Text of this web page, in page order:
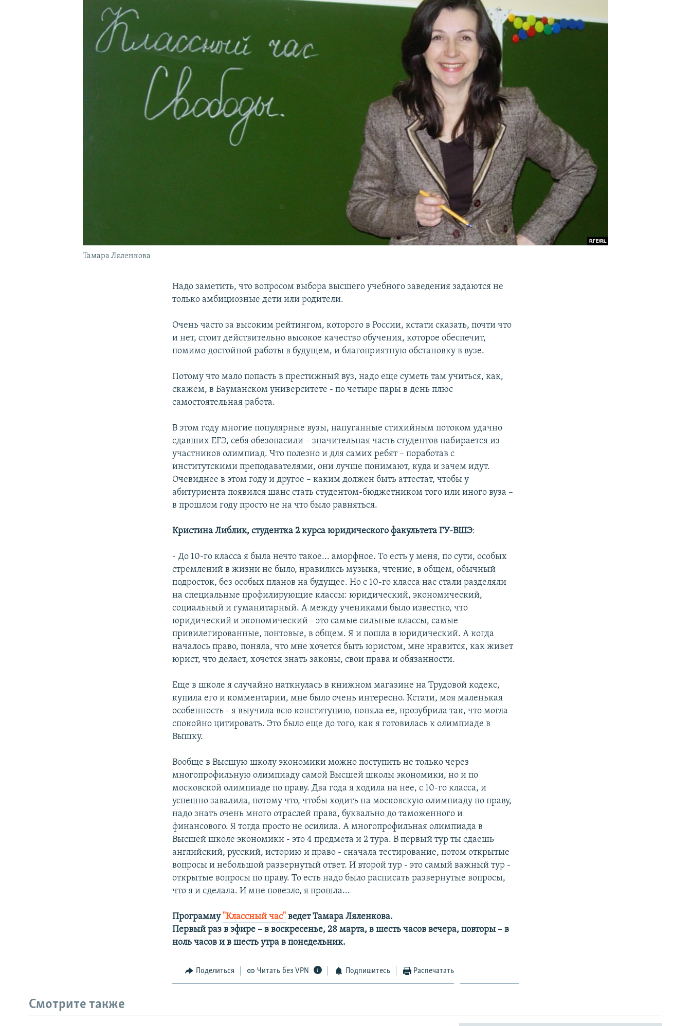
ПОДПИШИТЕСЬ НА РАССЫЛКУ
Тамара Ляленкова
Надо заметить, что вопросом выбора высшего учебного заведения задаются не
только амбициозные дети или родители.
Очень часто за высоким рейтингом, которого в России, кстати сказать, почти что
и нет, стоит действительно высокое качество обучения, которое обеспечит,
помимо достойной работы в будущем, и благоприятную обстановку в вузе.
Потому что мало попасть в престижный вуз, надо еще суметь там учиться, как,
скажем, в Бауманском университете - по четыре пары в день плюс
самостоятельная работа.
В этом году многие популярные вузы, напуганные стихийным потоком удачно
сдавших ЕГЭ, себя обезопасили – значительная часть студентов набирается из
участников олимпиад. Что полезно и для самих ребят – поработав с
институтскими преподавателями, они лучше понимают, куда и зачем идут.
Очевиднее в этом году и другое – каким должен быть аттестат, чтобы у
абитуриента появился шанс стать студентом-бюджетником того или иного вуза –
в прошлом году просто не на что было равняться.
Кристина Либлик, студентка 2 курса юридического факультета ГУ-ВШЭ:
- До 10-го класса я была нечто такое... аморфное. То есть у меня, по сути, особых
стремлений в жизни не было, нравились музыка, чтение, в общем, обычный
подросток, без особых планов на будущее. Но с 10-го класса нас стали разделяли
на специальные профилирующие классы: юридический, экономический,
социальный и гуманитарный. А между учениками было известно, что
юридический и экономический - это самые сильные классы, самые
привилегированные, понтовые, в общем. Я и пошла в юридический. А когда
началось право, поняла, что мне хочется быть юристом, мне нравится, как живет
юрист, что делает, хочется знать законы, свои права и обязанности.
Еще в школе я случайно наткнулась в книжном магазине на Трудовой кодекс,
купила его и комментарии, мне было очень интересно. Кстати, моя маленькая
особенность - я выучила всю конституцию, поняла ее, прозубрила так, что могла
спокойно цитировать. Это было еще до того, как я готовилась к олимпиаде в
Вышку.
Вообще в Высшую школу экономики можно поступить не только через
многопрофильную олимпиаду самой Высшей школы экономики, но и по
московской олимпиаде по праву. Два года я ходила на нее, с 10-го класса, и
успешно завалила, потому что, чтобы ходить на московскую олимпиаду по праву,
надо знать очень много отраслей права, буквально до таможенного и
финансового. Я тогда просто не осилила. А многопрофильная олимпиада в
Высшей школе экономики - это 4 предмета и 2 тура. В первый тур ты сдаешь
английский, русский, историю и право - сначала тестирование, потом открытые
вопросы и небольшой развернутый ответ. И второй тур - это самый важный тур -
открытые вопросы по праву. То есть надо было расписать развернутые вопросы,
что я и сделала. И мне повезло, я прошла...
Программу "Классный час" ведет Тамара Ляленкова.
Первый раз в эфире – в воскресенье, 28 марта, в шесть часов вечера, повторы – в
ноль часов и в шесть утра в понедельник.
Поделиться Читать без VPN Подпишитесь Распечатать
Смотрите также